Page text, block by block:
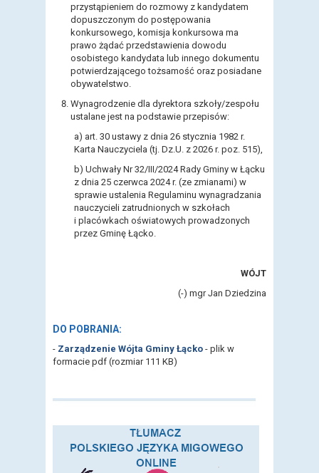
przystąpieniem do rozmowy z kandydatem
dopuszczonym do postępowania
konkursowego, komisja konkursowa ma
prawo żądać przedstawienia dowodu
osobistego kandydata lub innego dokumentu
potwierdzającego tożsamość oraz posiadane
obywatelstwo.
Wynagrodzenie dla dyrektora szkoły/zespołu
ustalane jest na podstawie przepisów:
a) art. 30 ustawy z dnia 26 stycznia 1982 r.
Karta Nauczyciela (tj. Dz.U. z 2026 r. poz. 515),
b) Uchwały Nr 32/III/2024 Rady Gminy w Łącku
z dnia 25 czerwca 2024 r. (ze zmianami) w
sprawie ustalenia Regulaminu wynagradzania
nauczycieli zatrudnionych w szkołach
i placówkach oświatowych prowadzonych
przez Gminę Łącko.
WÓJT
(-) mgr Jan Dziedzina
DO POBRANIA:
- Zarządzenie Wójta Gminy Łącko - plik w
formacie pdf (rozmiar 111 KB)